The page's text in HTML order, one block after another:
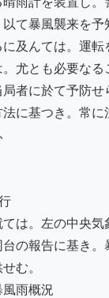
て暴風襲来を
及んては。運転
尤とも必要なる
者に於て予防せ
に基つき。常に
は。左の中央
の報告に基き。
む。
概況